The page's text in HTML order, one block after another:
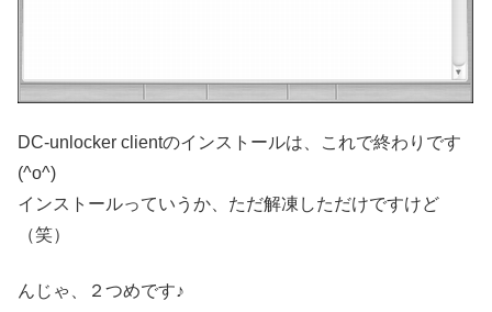
DC-unlocker clientのインストールは、これで終わりです
(^o^)
インストールっていうか、ただ解凍しただけですけど
（笑）
んじゃ、２つめです♪